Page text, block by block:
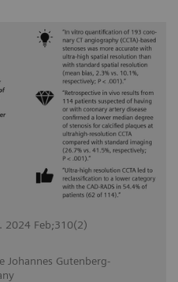
2024 Feb;310(2)
Johannes Gutenberg-